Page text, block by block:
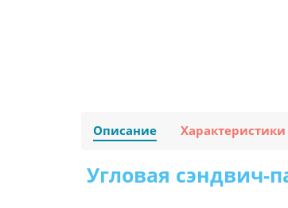
Описание Характеристики
Угловая сэндвич-